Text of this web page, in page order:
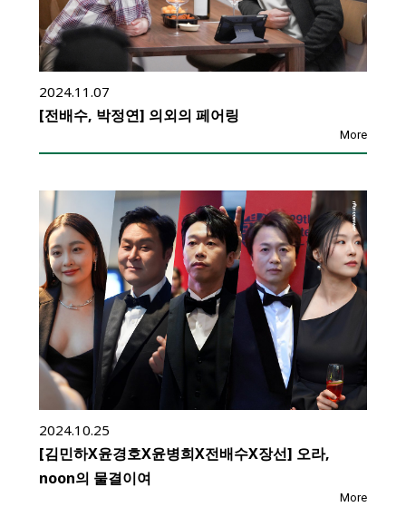
2024.11.07
[전배수, 박정연] 의외의 페어링
More
2024.10.25
[김민하X윤경호X윤병희X전배수X장선] 오라,
noon의 물결이여
More